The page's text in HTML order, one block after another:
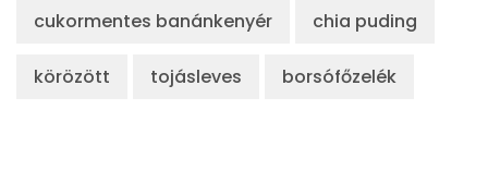
cukormentes banánkenyér chia puding
körözött tojásleves borsófőzelék